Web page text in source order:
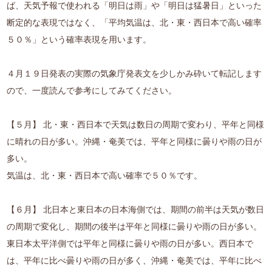
ば、天気予報で使われる「明日は雨」や「明日は猛暑日」といった
断定的な表現ではなく、「平均気温は、北・東・西日本で高い確率
５０％」という確率表現を用います。
４月１９日発表の実際の気象庁発表文を少しかみ砕いて転記します
ので、一度読んで参考にしてみてください。
【５月】 北・東・西日本で天気は数日の周期で変わり、平年と同様
に晴れの日が多い。沖縄・奄美では、平年と同様に曇りや雨の日が
多い。
気温は、北・東・西日本で高い確率で５０％です。
【６月】 北日本と東日本の日本海側では、期間の前半は天気が数日
の周期で変化し、期間の後半は平年と同様に曇りや雨の日が多い。
東日本太平洋側では平年と同様に曇りや雨の日が多い。西日本で
は、平年に比べ曇りや雨の日が多く、沖縄・奄美では、平年に比べ